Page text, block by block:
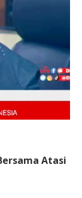
Atasi